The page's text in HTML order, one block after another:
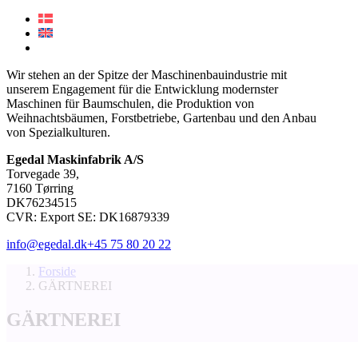
Wir stehen an der Spitze der Maschinenbauindustrie mit
unserem Engagement für die Entwicklung modernster
Maschinen für Baumschulen, die Produktion von
Weihnachtsbäumen, Forstbetriebe, Gartenbau und den Anbau
von Spezialkulturen.
Egedal Maskinfabrik A/S
Torvegade 39,
7160 Tørring
DK76234515
CVR: Export SE: DK16879339
info@egedal.dk+45 75 80 20 22
Forside
GÄRTNEREI
GÄRTNEREI